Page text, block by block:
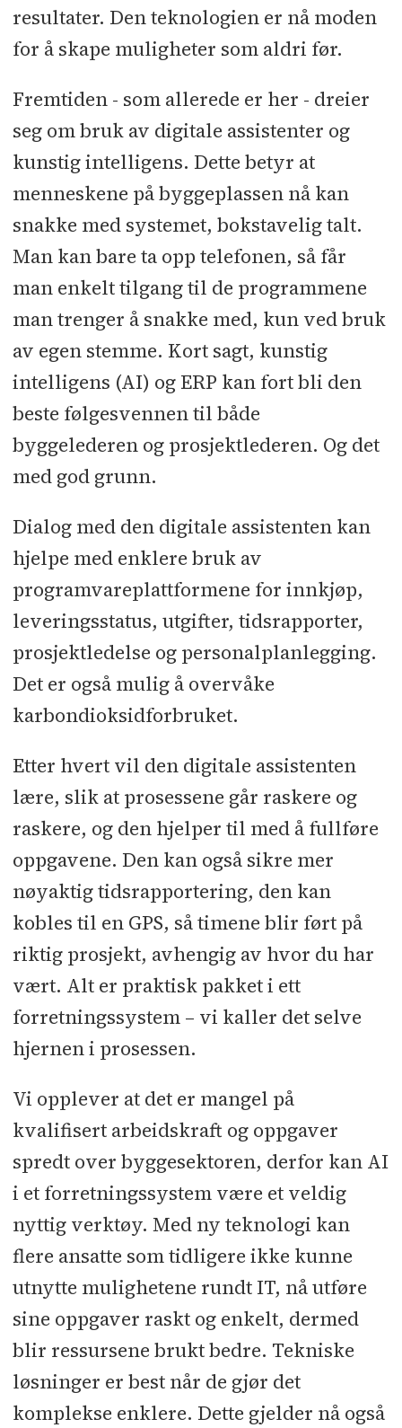
resultater. Den teknologien er nå moden
for å skape muligheter som aldri før.
Fremtiden - som allerede er her - dreier
seg om bruk av digitale assistenter og
kunstig intelligens. Dette betyr at
menneskene på byggeplassen nå kan
snakke med systemet, bokstavelig talt.
Man kan bare ta opp telefonen, så får
man enkelt tilgang til de programmene
man trenger å snakke med, kun ved bruk
av egen stemme. Kort sagt, kunstig
intelligens (AI) og ERP kan fort bli den
beste følgesvennen til både
byggelederen og prosjektlederen. Og det
med god grunn.
Dialog med den digitale assistenten kan
hjelpe med enklere bruk av
programvareplattformene for innkjøp,
leveringsstatus, utgifter, tidsrapporter,
prosjektledelse og personalplanlegging.
Det er også mulig å overvåke
karbondioksidforbruket.
Etter hvert vil den digitale assistenten
lære, slik at prosessene går raskere og
raskere, og den hjelper til med å fullføre
oppgavene. Den kan også sikre mer
nøyaktig tidsrapportering, den kan
kobles til en GPS, så timene blir ført på
riktig prosjekt, avhengig av hvor du har
vært. Alt er praktisk pakket i ett
forretningssystem – vi kaller det selve
hjernen i prosessen.
Vi opplever at det er mangel på
kvalifisert arbeidskraft og oppgaver
spredt over byggesektoren, derfor kan AI
i et forretningssystem være et veldig
nyttig verktøy. Med ny teknologi kan
flere ansatte som tidligere ikke kunne
utnytte mulighetene rundt IT, nå utføre
sine oppgaver raskt og enkelt, dermed
blir ressursene brukt bedre. Tekniske
løsninger er best når de gjør det
komplekse enklere. Dette gjelder nå også